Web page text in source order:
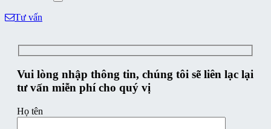
Tư vấn
Vui lòng nhập thông tin, chúng tôi sẽ liên lạc lại
tư vấn miễn phí cho quý vị
Họ tên